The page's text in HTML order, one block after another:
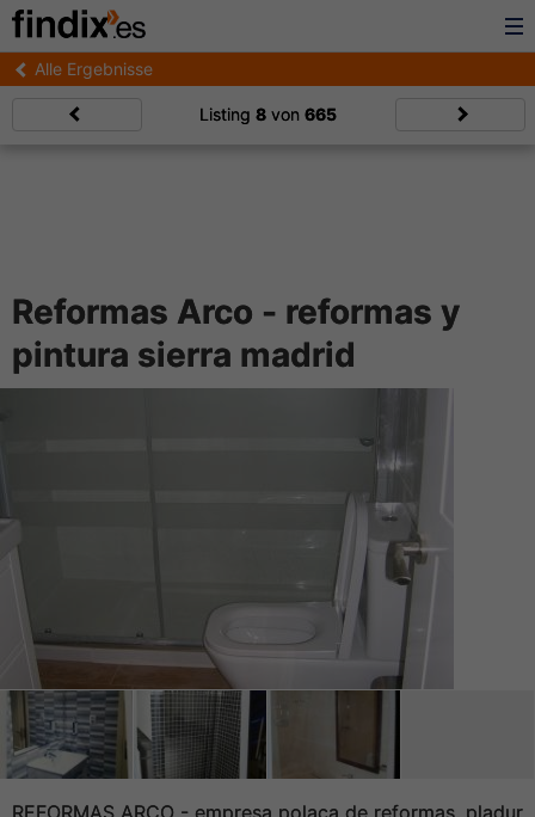
Alle Ergebnisse
Listing 8von 665
Reformas Arco - reformas y
pintura sierra madrid
REFORMAS ARCO - empresa polaca de reformas, pladur